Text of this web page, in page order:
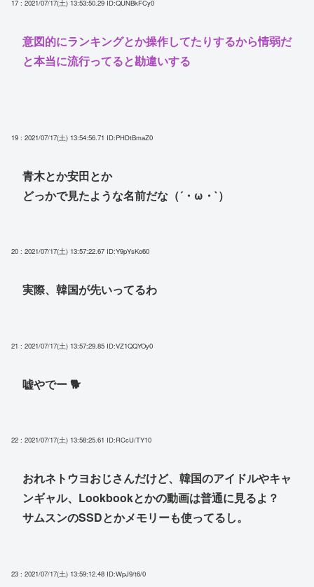
17 : 2021/07/17(土) 13:53:50.29 ID:QUNBkFCy0
意図的にランキングとか操作してたりするから情弱だ
と本当に流行ってると勘違いする
19 : 2021/07/17(土) 13:54:56.71 ID:PHDtBmaZ0
青木とか安田とか
どっかで見たような名前だな（´・ω・`）
20 : 2021/07/17(土) 13:57:22.67 ID:Y9pYsKo60
実際、韓国が先いってるわ
21 : 2021/07/17(土) 13:57:29.85 ID:VZ1QQYOy0
嘘やでー 🐕
22 : 2021/07/17(土) 13:58:25.61 ID:RCcU/TY10
おれネトウヨおじさんだけど、韓国のアイドルやキャ
ンギャル、Lookbookとかの動画は普通に見るよ？
サムスンのSSDとかメモリーも使ってるし。
23 : 2021/07/17(土) 13:59:12.48 ID:WpJ9/t6/0